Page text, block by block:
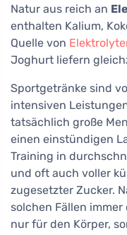
Natur aus reich an
enthalten Kalium,
Quelle von
Joghurt liefern
Sportgetränke sind
intensiven
tatsächlich große
einen einstündigen
Training in
und oft auch voller
zugesetzter Zucker.
solchen Fällen
nur für den Körper,